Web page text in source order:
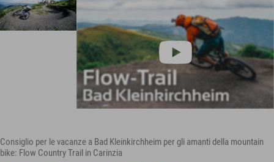
Consiglio per le vacanze a Bad Kleinkirchheim per gli amanti della mountain
bike: Flow Country Trail in Carinzia